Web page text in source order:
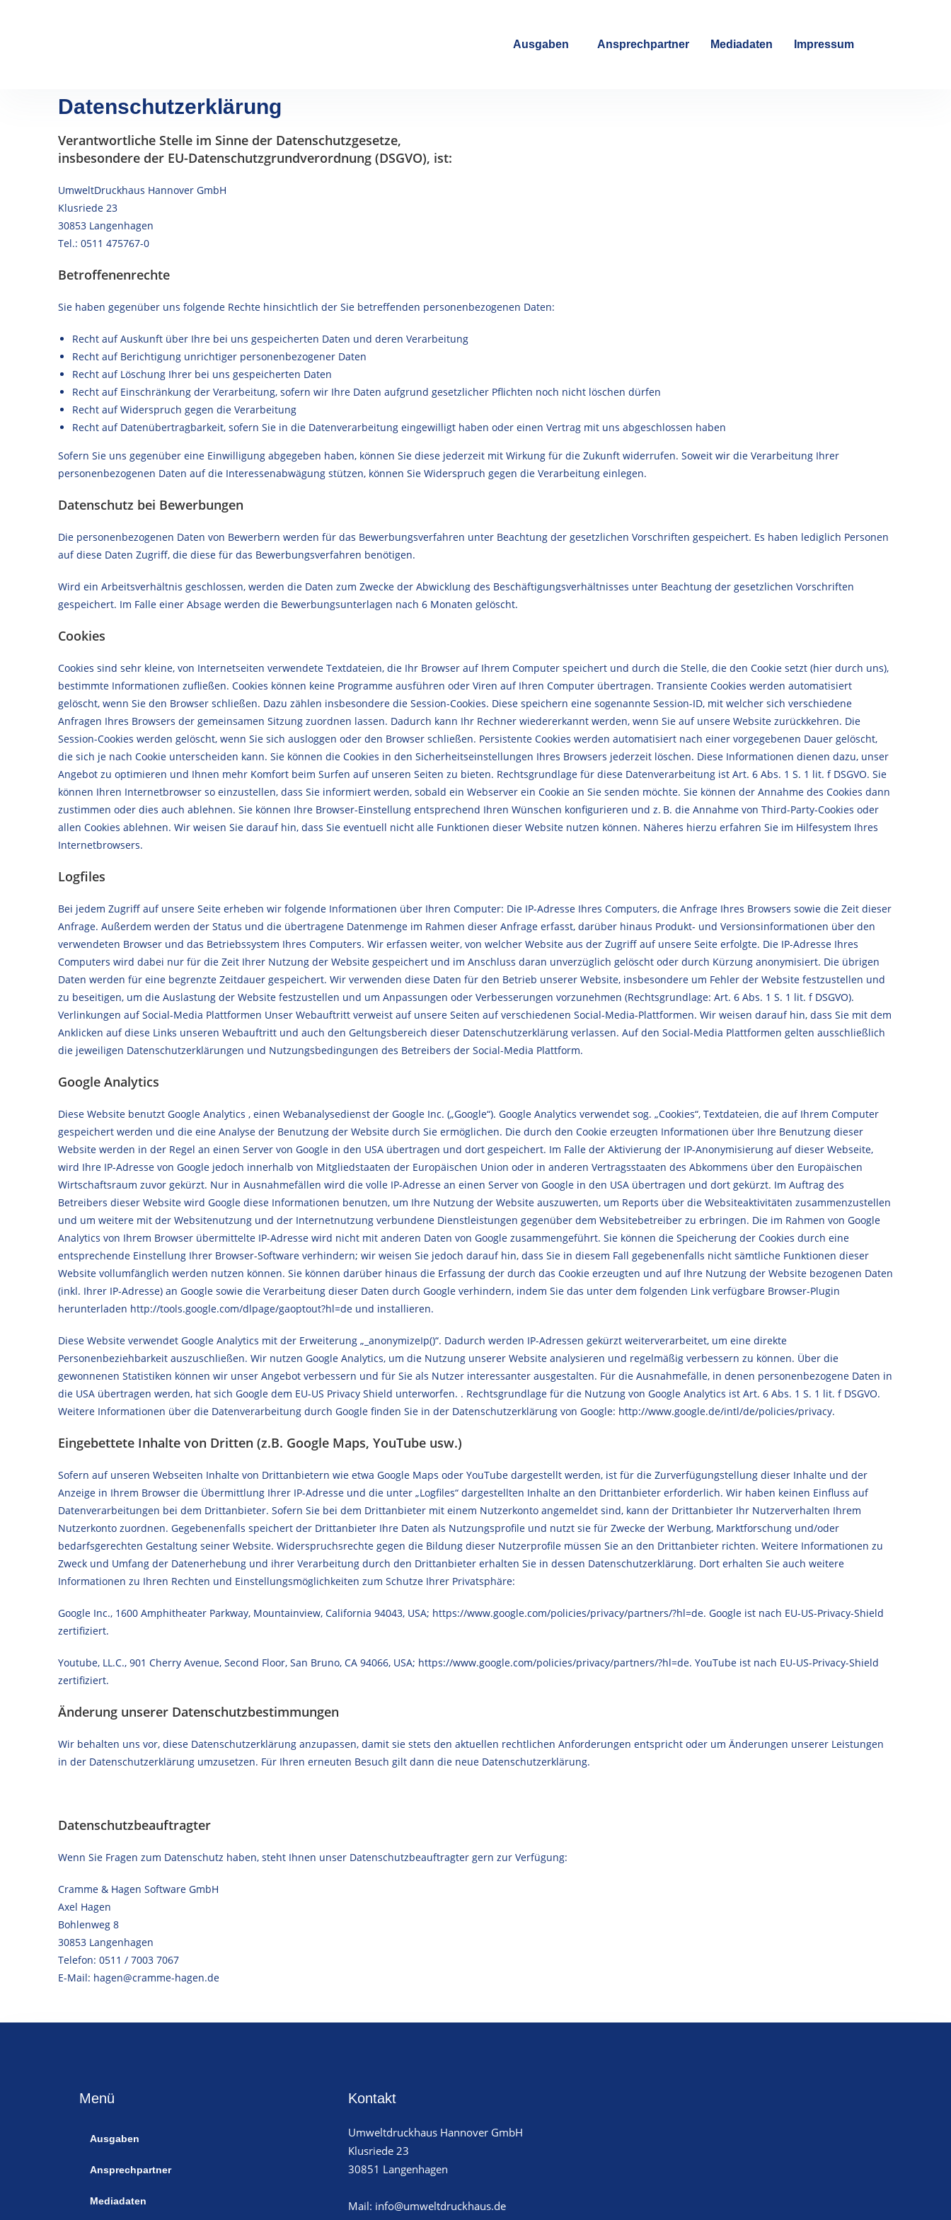
Ausgaben Ansprechpartner Mediadaten Impressum
Datenschutzerklärung
Verantwortliche Stelle im Sinne der Datenschutzgesetze,
insbesondere der EU-Datenschutzgrundverordnung (DSGVO), ist:
UmweltDruckhaus Hannover GmbH
Klusriede 23
30853 Langenhagen
Tel.: 0511 475767-0
Betroffenenrechte
Sie haben gegenüber uns folgende Rechte hinsichtlich der Sie betreffenden personenbezogenen Daten:
Recht auf Auskunft über Ihre bei uns gespeicherten Daten und deren Verarbeitung
Recht auf Berichtigung unrichtiger personenbezogener Daten
Recht auf Löschung Ihrer bei uns gespeicherten Daten
Recht auf Einschränkung der Verarbeitung, sofern wir Ihre Daten aufgrund gesetzlicher Pflichten noch nicht löschen dürfen
Recht auf Widerspruch gegen die Verarbeitung
Recht auf Datenübertragbarkeit, sofern Sie in die Datenverarbeitung eingewilligt haben oder einen Vertrag mit uns abgeschlossen haben
Sofern Sie uns gegenüber eine Einwilligung abgegeben haben, können Sie diese jederzeit mit Wirkung für die Zukunft widerrufen. Soweit wir die Verarbeitung Ihrer
personenbezogenen Daten auf die Interessenabwägung stützen, können Sie Widerspruch gegen die Verarbeitung einlegen.
Datenschutz bei Bewerbungen
Die personenbezogenen Daten von Bewerbern werden für das Bewerbungsverfahren unter Beachtung der gesetzlichen Vorschriften gespeichert. Es haben lediglich Personen
auf diese Daten Zugriff, die diese für das Bewerbungsverfahren benötigen.
Wird ein Arbeitsverhältnis geschlossen, werden die Daten zum Zwecke der Abwicklung des Beschäftigungsverhältnisses unter Beachtung der gesetzlichen Vorschriften
gespeichert. Im Falle einer Absage werden die Bewerbungsunterlagen nach 6 Monaten gelöscht.
Cookies
Cookies sind sehr kleine, von Internetseiten verwendete Textdateien, die Ihr Browser auf Ihrem Computer speichert und durch die Stelle, die den Cookie setzt (hier durch uns),
bestimmte Informationen zufließen. Cookies können keine Programme ausführen oder Viren auf Ihren Computer übertragen. Transiente Cookies werden automatisiert
gelöscht, wenn Sie den Browser schließen. Dazu zählen insbesondere die Session-Cookies. Diese speichern eine sogenannte Session-ID, mit welcher sich verschiedene
Anfragen Ihres Browsers der gemeinsamen Sitzung zuordnen lassen. Dadurch kann Ihr Rechner wiedererkannt werden, wenn Sie auf unsere Website zurückkehren. Die
Session-Cookies werden gelöscht, wenn Sie sich ausloggen oder den Browser schließen. Persistente Cookies werden automatisiert nach einer vorgegebenen Dauer gelöscht,
die sich je nach Cookie unterscheiden kann. Sie können die Cookies in den Sicherheitseinstellungen Ihres Browsers jederzeit löschen. Diese Informationen dienen dazu, unser
Angebot zu optimieren und Ihnen mehr Komfort beim Surfen auf unseren Seiten zu bieten. Rechtsgrundlage für diese Datenverarbeitung ist Art. 6 Abs. 1 S. 1 lit. f DSGVO. Sie
können Ihren Internetbrowser so einzustellen, dass Sie informiert werden, sobald ein Webserver ein Cookie an Sie senden möchte. Sie können der Annahme des Cookies dann
zustimmen oder dies auch ablehnen. Sie können Ihre Browser-Einstellung entsprechend Ihren Wünschen konfigurieren und z. B. die Annahme von Third-Party-Cookies oder
allen Cookies ablehnen. Wir weisen Sie darauf hin, dass Sie eventuell nicht alle Funktionen dieser Website nutzen können. Näheres hierzu erfahren Sie im Hilfesystem Ihres
Internetbrowsers.
Logfiles
Bei jedem Zugriff auf unsere Seite erheben wir folgende Informationen über Ihren Computer: Die IP-Adresse Ihres Computers, die Anfrage Ihres Browsers sowie die Zeit dieser
Anfrage. Außerdem werden der Status und die übertragene Datenmenge im Rahmen dieser Anfrage erfasst, darüber hinaus Produkt- und Versionsinformationen über den
verwendeten Browser und das Betriebssystem Ihres Computers. Wir erfassen weiter, von welcher Website aus der Zugriff auf unsere Seite erfolgte. Die IP-Adresse Ihres
Computers wird dabei nur für die Zeit Ihrer Nutzung der Website gespeichert und im Anschluss daran unverzüglich gelöscht oder durch Kürzung anonymisiert. Die übrigen
Daten werden für eine begrenzte Zeitdauer gespeichert. Wir verwenden diese Daten für den Betrieb unserer Website, insbesondere um Fehler der Website festzustellen und
zu beseitigen, um die Auslastung der Website festzustellen und um Anpassungen oder Verbesserungen vorzunehmen (Rechtsgrundlage: Art. 6 Abs. 1 S. 1 lit. f DSGVO).
Verlinkungen auf Social-Media Plattformen Unser Webauftritt verweist auf unsere Seiten auf verschiedenen Social-Media-Plattformen. Wir weisen darauf hin, dass Sie mit dem
Anklicken auf diese Links unseren Webauftritt und auch den Geltungsbereich dieser Datenschutzerklärung verlassen. Auf den Social-Media Plattformen gelten ausschließlich
die jeweiligen Datenschutzerklärungen und Nutzungsbedingungen des Betreibers der Social-Media Plattform.
Google Analytics
Diese Website benutzt Google Analytics , einen Webanalysedienst der Google Inc. („Google“). Google Analytics verwendet sog. „Cookies“, Textdateien, die auf Ihrem Computer
gespeichert werden und die eine Analyse der Benutzung der Website durch Sie ermöglichen. Die durch den Cookie erzeugten Informationen über Ihre Benutzung dieser
Website werden in der Regel an einen Server von Google in den USA übertragen und dort gespeichert. Im Falle der Aktivierung der IP-Anonymisierung auf dieser Webseite,
wird Ihre IP-Adresse von Google jedoch innerhalb von Mitgliedstaaten der Europäischen Union oder in anderen Vertragsstaaten des Abkommens über den Europäischen
Wirtschaftsraum zuvor gekürzt. Nur in Ausnahmefällen wird die volle IP-Adresse an einen Server von Google in den USA übertragen und dort gekürzt. Im Auftrag des
Betreibers dieser Website wird Google diese Informationen benutzen, um Ihre Nutzung der Website auszuwerten, um Reports über die Websiteaktivitäten zusammenzustellen
und um weitere mit der Websitenutzung und der Internetnutzung verbundene Dienstleistungen gegenüber dem Websitebetreiber zu erbringen. Die im Rahmen von Google
Analytics von Ihrem Browser übermittelte IP-Adresse wird nicht mit anderen Daten von Google zusammengeführt. Sie können die Speicherung der Cookies durch eine
entsprechende Einstellung Ihrer Browser-Software verhindern; wir weisen Sie jedoch darauf hin, dass Sie in diesem Fall gegebenenfalls nicht sämtliche Funktionen dieser
Website vollumfänglich werden nutzen können. Sie können darüber hinaus die Erfassung der durch das Cookie erzeugten und auf Ihre Nutzung der Website bezogenen Daten
(inkl. Ihrer IP-Adresse) an Google sowie die Verarbeitung dieser Daten durch Google verhindern, indem Sie das unter dem folgenden Link verfügbare Browser-Plugin
herunterladen http://tools.google.com/dlpage/gaoptout?hl=de und installieren.
Diese Website verwendet Google Analytics mit der Erweiterung „_anonymizeIp()“. Dadurch werden IP-Adressen gekürzt weiterverarbeitet, um eine direkte
Personenbeziehbarkeit auszuschließen. Wir nutzen Google Analytics, um die Nutzung unserer Website analysieren und regelmäßig verbessern zu können. Über die
gewonnenen Statistiken können wir unser Angebot verbessern und für Sie als Nutzer interessanter ausgestalten. Für die Ausnahmefälle, in denen personenbezogene Daten in
die USA übertragen werden, hat sich Google dem EU-US Privacy Shield unterworfen. . Rechtsgrundlage für die Nutzung von Google Analytics ist Art. 6 Abs. 1 S. 1 lit. f DSGVO.
Weitere Informationen über die Datenverarbeitung durch Google finden Sie in der Datenschutzerklärung von Google: http://www.google.de/intl/de/policies/privacy.
Eingebettete Inhalte von Dritten (z.B. Google Maps, YouTube usw.)
Sofern auf unseren Webseiten Inhalte von Drittanbietern wie etwa Google Maps oder YouTube dargestellt werden, ist für die Zurverfügungstellung dieser Inhalte und der
Anzeige in Ihrem Browser die Übermittlung Ihrer IP-Adresse und die unter „Logfiles“ dargestellten Inhalte an den Drittanbieter erforderlich. Wir haben keinen Einfluss auf
Datenverarbeitungen bei dem Drittanbieter. Sofern Sie bei dem Drittanbieter mit einem Nutzerkonto angemeldet sind, kann der Drittanbieter Ihr Nutzerverhalten Ihrem
Nutzerkonto zuordnen. Gegebenenfalls speichert der Drittanbieter Ihre Daten als Nutzungsprofile und nutzt sie für Zwecke der Werbung, Marktforschung und/oder
bedarfsgerechten Gestaltung seiner Website. Widerspruchsrechte gegen die Bildung dieser Nutzerprofile müssen Sie an den Drittanbieter richten. Weitere Informationen zu
Zweck und Umfang der Datenerhebung und ihrer Verarbeitung durch den Drittanbieter erhalten Sie in dessen Datenschutzerklärung. Dort erhalten Sie auch weitere
Informationen zu Ihren Rechten und Einstellungsmöglichkeiten zum Schutze Ihrer Privatsphäre:
Google Inc., 1600 Amphitheater Parkway, Mountainview, California 94043, USA; https://www.google.com/policies/privacy/partners/?hl=de. Google ist nach EU-US-Privacy-Shield
zertifiziert.
Youtube, LL.C., 901 Cherry Avenue, Second Floor, San Bruno, CA 94066, USA; https://www.google.com/policies/privacy/partners/?hl=de. YouTube ist nach EU-US-Privacy-Shield
zertifiziert.
Änderung unserer Datenschutzbestimmungen
Wir behalten uns vor, diese Datenschutzerklärung anzupassen, damit sie stets den aktuellen rechtlichen Anforderungen entspricht oder um Änderungen unserer Leistungen
in der Datenschutzerklärung umzusetzen. Für Ihren erneuten Besuch gilt dann die neue Datenschutzerklärung.
Datenschutzbeauftragter
Wenn Sie Fragen zum Datenschutz haben, steht Ihnen unser Datenschutzbeauftragter gern zur Verfügung:
Cramme & Hagen Software GmbH
Axel Hagen
Bohlenweg 8
30853 Langenhagen
Telefon: 0511 / 7003 7067
E-Mail: hagen@cramme-hagen.de
Menü
Ausgaben
Ansprechpartner
Mediadaten
Kontakt
Umweltdruckhaus Hannover GmbH
Klusriede 23
30851 Langenhagen
Mail: info@umweltdruckhaus.de